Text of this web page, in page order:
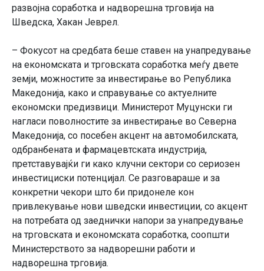
развојна соработка и надворешна трговија на
Шведска, Хакан Јеврел.
– Фокусот на средбата беше ставен на унапредување
на економската и трговската соработка меѓу двете
земји, можностите за инвестирање во Република
Македонија, како и справување со актуелните
економски предизвици. Министерот Муцунски ги
нагласи поволностите за инвестирање во Северна
Македонија, со посебен акцент на автомобилската,
одбранбената и фармацевтската индустрија,
претставувајќи ги како клучни сектори со сериозен
инвестициски потенцијал. Се разговараше и за
конкретни чекори што би придонеле кон
привлекување нови шведски инвестиции, со акцент
на потребата од заеднички напори за унапредување
на трговската и економската соработка, соопшти
Министерството за надворешни работи и
надворешна трговија.